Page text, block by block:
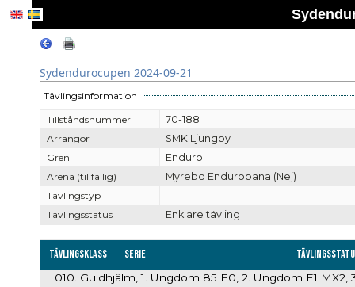
Sydendurocupen 2024-09-21
Tävlingsinformation
Tillståndsnummer
70-188
Arrangör
SMK Ljungby
Gren
Enduro
Arena (tillfällig)
Myrebo Endurobana (Nej)
Tävlingstyp
Tävlingsstatus
Enklare tävling
Tävlingsklass Serie
010. Guldhjälm, 1. Ungdom 85 E0, 2. Ungdom E1